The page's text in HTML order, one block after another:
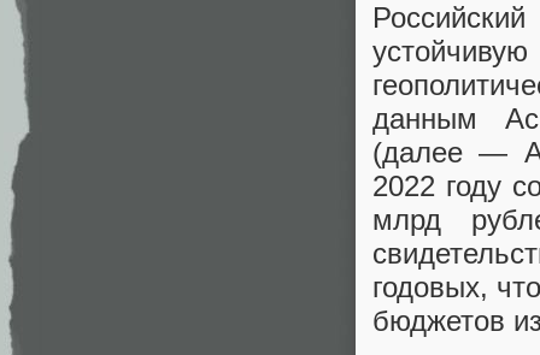
данным
(далее —
2022 году
млрд
годовых,
бюджетов